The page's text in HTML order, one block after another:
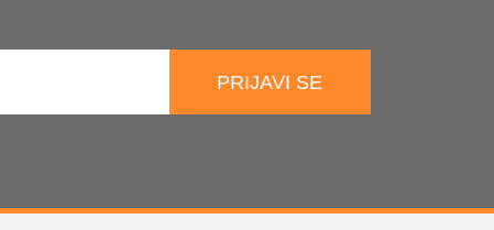
PRIJAVI SE